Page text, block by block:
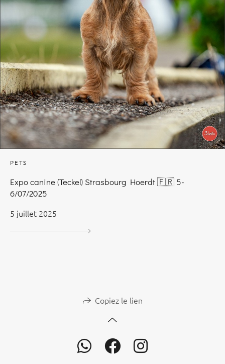
PETS
Expo canine (Teckel) Strasbourg Hoerdt 🇫🇷 5-
6/07/2025
5 juillet 2025
Copiez le lien